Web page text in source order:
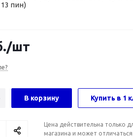
пин)
/шт
В корзину Купить в 1
Цена действительна только
магазина и может